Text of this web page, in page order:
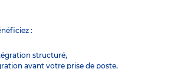
:
structuré,
avant votre prise de poste,